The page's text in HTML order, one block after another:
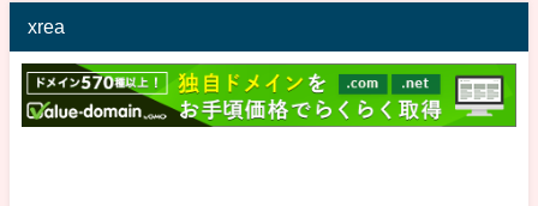
xrea